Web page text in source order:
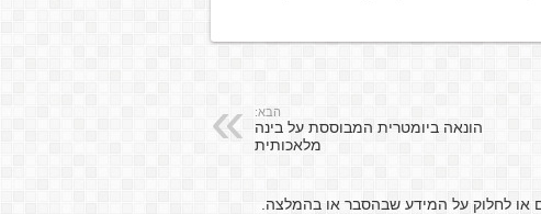
הבא:
הונאה ביומטרית המבוססת על בינה
מלאכותית
או לחלוק על המידע שבהסבר או בהמלצה.